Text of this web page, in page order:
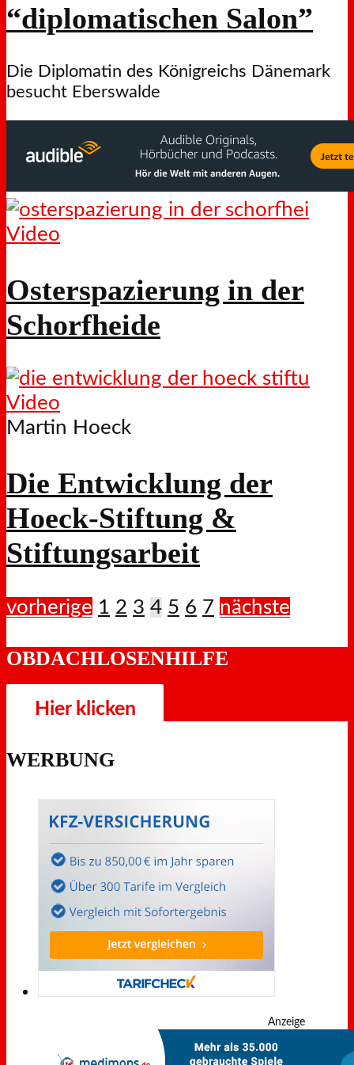
“diplomatischen Salon”
Die Diplomatin des Königreichs Dänemark
besucht Eberswalde
Video
Osterspazierung in der
Schorfheide
Video
Martin Hoeck
Die Entwicklung der
Hoeck-Stiftung &
Stiftungsarbeit
vorherige 1 2 3 4 5 6 7 nächste
OBDACHLOSENHILFE
Hier klicken
WERBUNG
Anzeige